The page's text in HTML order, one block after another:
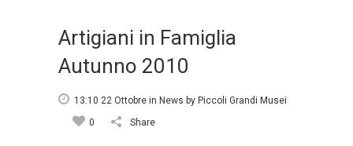
Artigiani in Famiglia
Autunno 2010
13:10 22 Ottobre in News by Piccoli Grandi Musei
0
Share